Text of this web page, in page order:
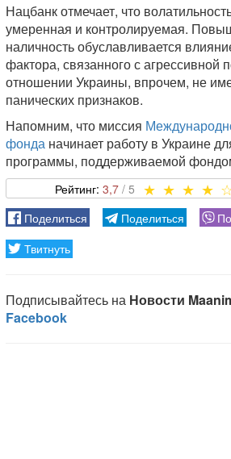
Нацбанк отмечает, что
умеренная и контролируемая.
наличность обуславливается
фактора, связанного с агрессивной
отношении Украины, впрочем, не
панических признаков.
Напомним, что миссия
фонда начинает работу в Украине
программы, поддерживаемой
3,7